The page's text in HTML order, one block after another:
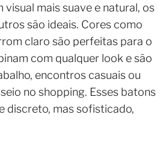
visual mais suave e natural, os
são ideais. Cores como
claro são perfeitas para o
com qualquer look e são
encontros casuais ou
no shopping. Esses batons
discreto, mas sofisticado,